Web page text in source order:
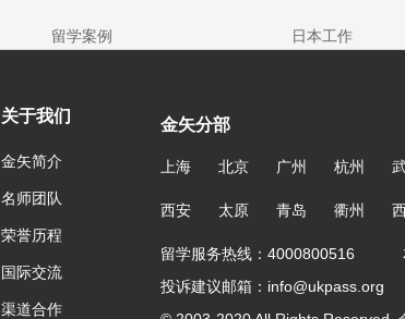
留学案例 日本工作
关于我们
金矢简介
名师团队
荣誉历程
国际交流
渠道合作
金矢分部
上海 北京 广州 杭州
西安 太原 青岛 衢州
留学服务热线：4000800516
投诉建议邮箱：info@ukpass.org